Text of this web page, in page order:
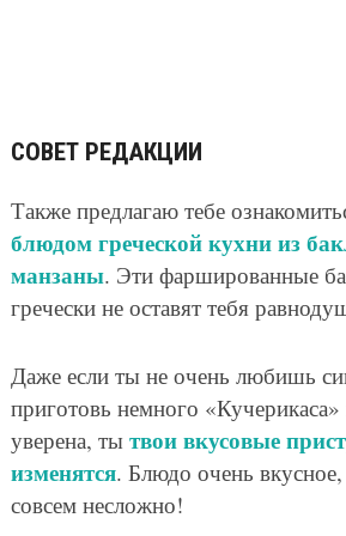
СОВЕТ РЕДАКЦИИ
Также предлагаю тебе
блюдом греческой кухни из
манзаны. Эти фаршированные
гречески не оставят тебя
Даже если ты не очень любишь
приготовь немного
уверена, ты твои вкусовые
изменятся. Блюдо очень вкусное,
совсем несложно!